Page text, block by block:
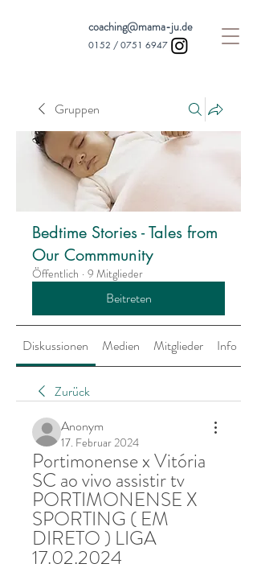
coaching@mama-ju.de
0152 / 0751 6947
Gruppen
Bedtime Stories - Tales from
Our Commmunity
Öffentlich · 9 Mitglieder
Beitreten
Diskussionen Medien Mitglieder Info
Zurück
Anonym
17. Februar 2024
Portimonense x Vitória
SC ao vivo assistir tv
PORTIMONENSE X
SPORTING ( EM
DIRETO ) LIGA
17.02.2024